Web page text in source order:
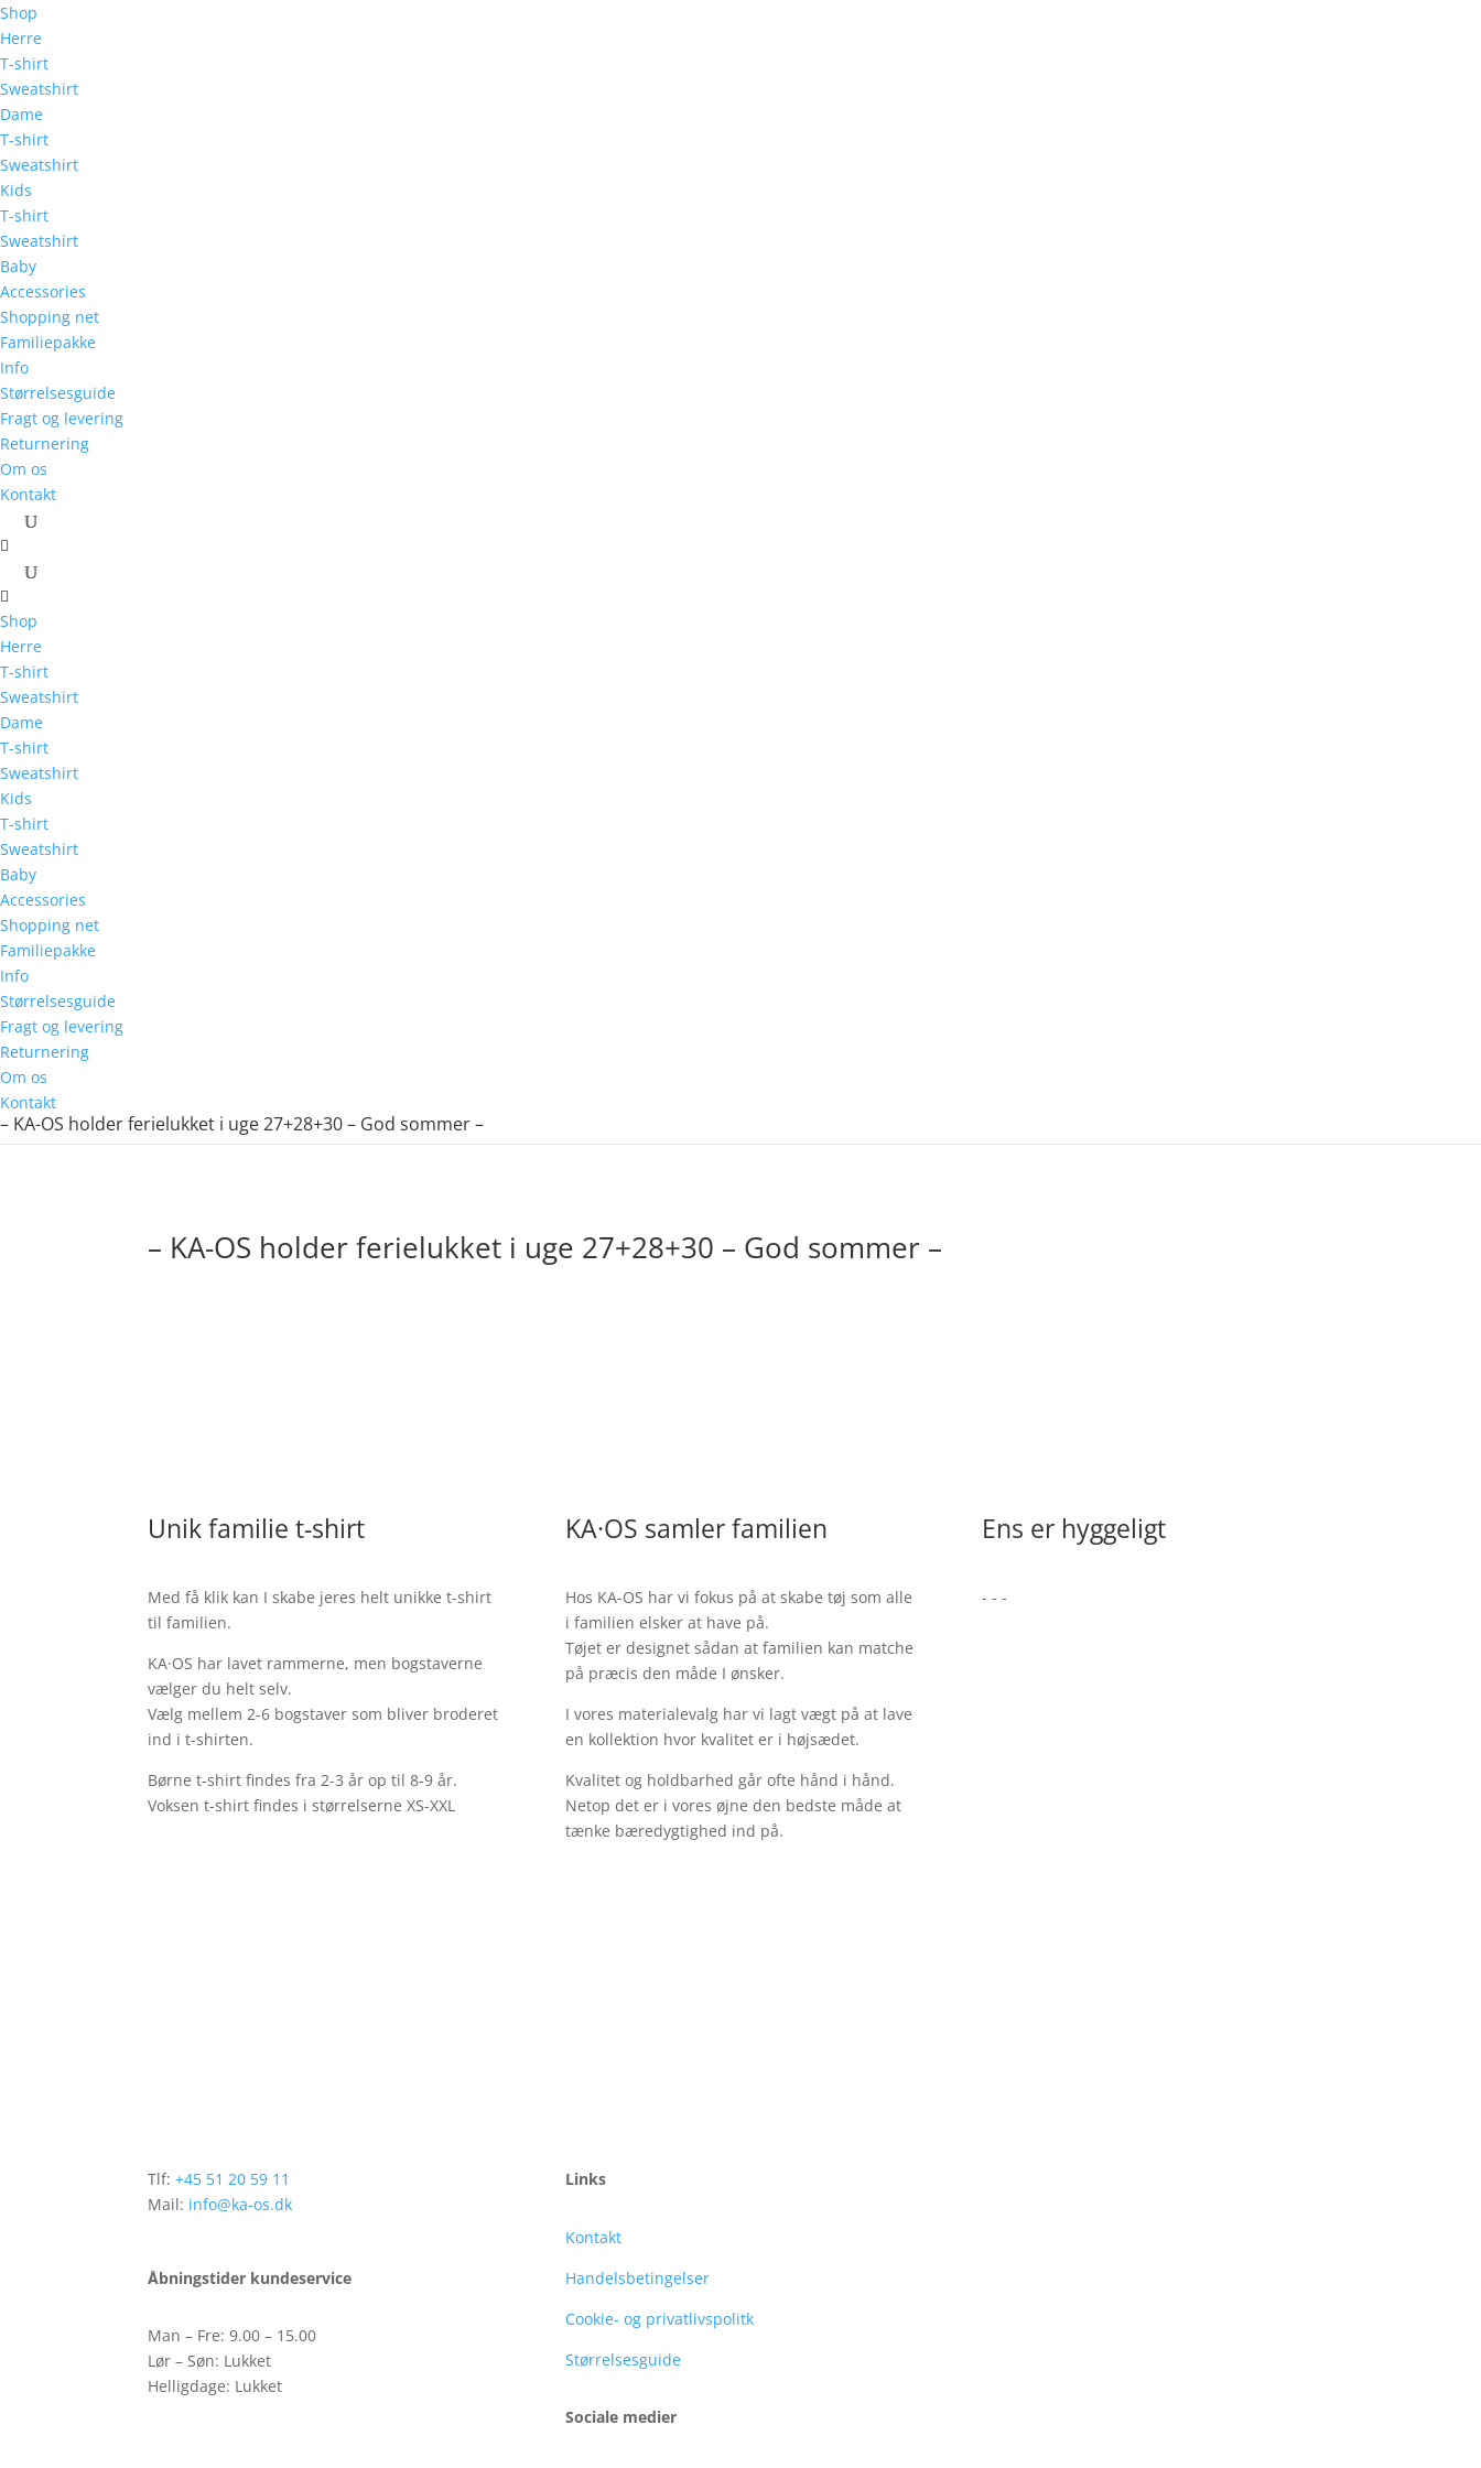
Shop
Herre
T-shirt
Sweatshirt
Dame
T-shirt
Sweatshirt
Kids
T-shirt
Sweatshirt
Baby
Accessories
Shopping net
Familiepakke
Info
Størrelsesguide
Fragt og levering
Returnering
Om os
Kontakt
Shop
Herre
T-shirt
Sweatshirt
Dame
T-shirt
Sweatshirt
Kids
T-shirt
Sweatshirt
Baby
Accessories
Shopping net
Familiepakke
Info
Størrelsesguide
Fragt og levering
Returnering
Om os
Kontakt
– KA-OS holder ferielukket i uge 27+28+30 – God sommer –
– KA-OS holder ferielukket i uge 27+28+30 – God sommer –
Unik familie t-shirt
Med få klik kan I skabe jeres helt unikke t-shirt
til familien.
KA·OS har lavet rammerne, men bogstaverne
vælger du helt selv.
Vælg mellem 2-6 bogstaver som bliver broderet
ind i t-shirten.
Børne t-shirt findes fra 2-3 år op til 8-9 år.
Voksen t-shirt findes i størrelserne XS-XXL
KA·OS samler familien
Hos KA-OS har vi fokus på at skabe tøj som alle
i familien elsker at have på.
Tøjet er designet sådan at familien kan matche
på præcis den måde I ønsker.
I vores materialevalg har vi lagt vægt på at lave
en kollektion hvor kvalitet er i højsædet.
Kvalitet og holdbarhed går ofte hånd i hånd.
Netop det er i vores øjne den bedste måde at
tænke bæredygtighed ind på.
Ens er hyggeligt
- - -
Tlf:+45 51 20 59 11
Mail: info@ka-os.dk
Åbningstider kundeservice
Man – Fre: 9.00 – 15.00
Lør – Søn: Lukket
Helligdage: Lukket
Links
Kontakt
Handelsbetingelser
Cookie- og privatlivspolitk
Størrelsesguide
Sociale medier